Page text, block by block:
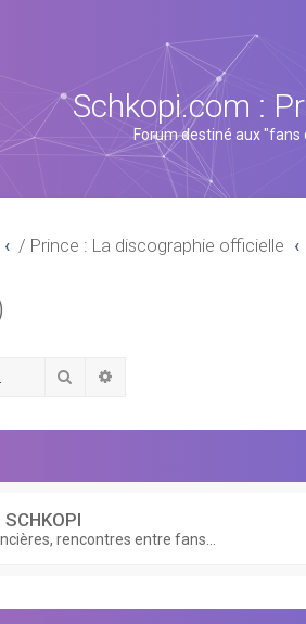
Schkopi.com :
Forum destiné aux "fans
/ Prince : La discographie officielle
Rechercher
SCHKOPI
rencontres entre fans...